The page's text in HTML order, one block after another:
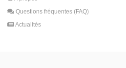
Questions fréquentes (FAQ)
Actualités